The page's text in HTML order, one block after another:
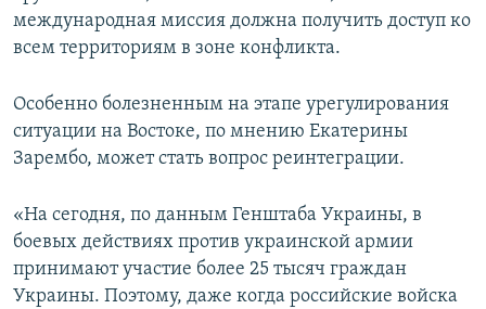
международная миссия должна получить доступ ко
всем территориям в зоне конфликта.
Особенно болезненным на этапе урегулирования
ситуации на Востоке, по мнению Екатерины
Зарембо, может стать вопрос реинтеграции.
«На сегодня, по данным Генштаба Украины, в
боевых действиях против украинской армии
принимают участие более 25 тысяч граждан
Украины. Поэтому, даже когда российские войска